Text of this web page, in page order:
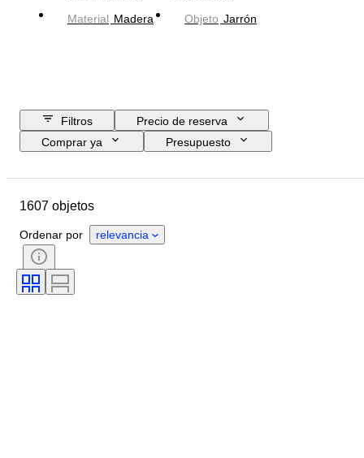
Material Madera Objeto Jarrón
Filtros
Precio de reserva
Comprar ya
Presupuesto
Marca
País de origen
Género
Estado
Certificado
Firma
1607 objetos
Ordenar por relevancia